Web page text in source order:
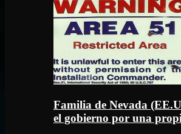
Familia de Nevada
el gobierno por una